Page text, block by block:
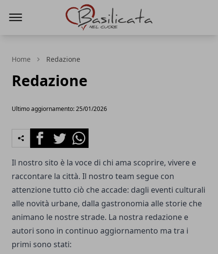
Home Redazione
Redazione
Ultimo aggiornamento: 25/01/2026
FacebookTwitterWhatsapp
Il nostro sito è la voce di chi ama scoprire, vivere e
raccontare la città. Il nostro team segue con
attenzione tutto ciò che accade: dagli eventi culturali
alle novità urbane, dalla gastronomia alle storie che
animano le nostre strade. La nostra redazione e
autori sono in continuo aggiornamento ma tra i
primi sono stati: